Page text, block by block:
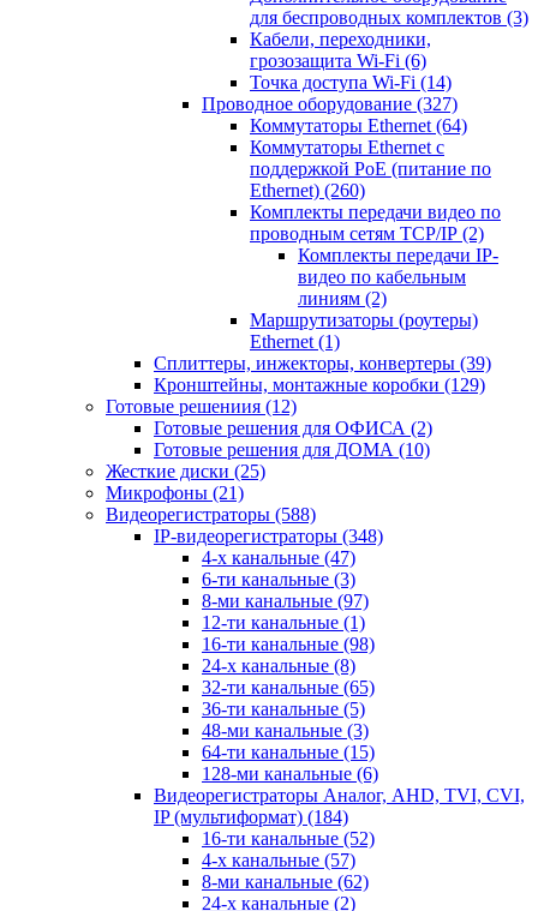
для беспроводных комплектов (3)
Кабели, переходники,
грозозащита Wi-Fi (6)
Точка доступа Wi-Fi (14)
Проводное оборудование (327)
Коммутаторы Ethernet (64)
Коммутаторы Ethernet с
поддержкой PoE (питание по
Ethernet) (260)
Комплекты передачи видео по
проводным сетям TCP/IP (2)
Комплекты передачи IP-
видео по кабельным
линиям (2)
Маршрутизаторы (роутеры)
Ethernet (1)
Сплиттеры, инжекторы, конвертеры (39)
Кронштейны, монтажные коробки (129)
Готовые решениия (12)
Готовые решения для ОФИСА (2)
Готовые решения для ДОМА (10)
Жесткие диски (25)
Микрофоны (21)
Видеорегистраторы (588)
IP-видеорегистраторы (348)
4-х канальные (47)
6-ти канальные (3)
8-ми канальные (97)
12-ти канальные (1)
16-ти канальные (98)
24-х канальные (8)
32-ти канальные (65)
36-ти канальные (5)
48-ми канальные (3)
64-ти канальные (15)
128-ми канальные (6)
Видеорегистраторы Аналог, AHD, TVI, CVI,
IP (мультиформат) (184)
16-ти канальные (52)
4-х канальные (57)
8-ми канальные (62)
24-х канальные (2)